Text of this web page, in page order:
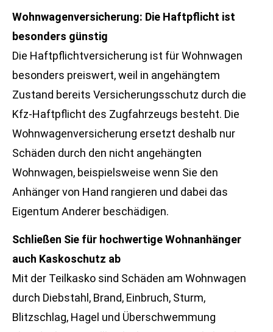
Wohnwagenversicherung: Die Haft­pflicht ist
besonders günstig
Die Haft­pflichtversicherung ist für Wohnwagen
besonders preiswert, weil in angehängtem
Zustand bereits Versicherungsschutz durch die
Kfz-Haft­pflicht des Zugfahrzeugs besteht. Die
Wohnwagenversicherung ersetzt deshalb nur
Schäden durch den nicht angehängten
Wohnwagen, beispielsweise wenn Sie den
Anhänger von Hand rangieren und dabei das
Eigentum Anderer beschädigen.
Schließen Sie für hochwertige Wohnanhänger
auch Kaskoschutz ab
Mit der Teilkasko sind Schäden am Wohnwagen
durch Diebstahl, Brand, Einbruch, Sturm,
Blitzschlag, Hagel und Überschwemmung